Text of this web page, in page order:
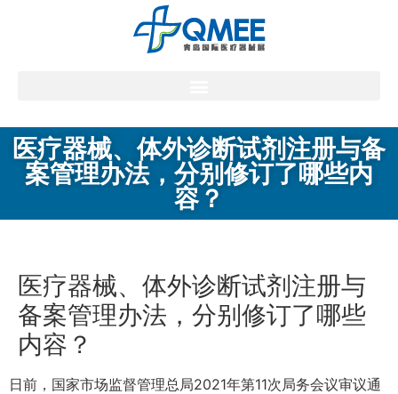
医疗器械、体外诊断试剂注册与备
案管理办法，分别修订了哪些内
容？
医疗器械、体外诊断试剂注册与
备案管理办法，分别修订了哪些
内容？
日前，国家市场监督管理总局2021年第11次局务会议审议通